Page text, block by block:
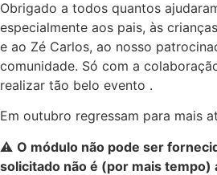
Obrigado a todos quantos
especialmente aos pais, às
e ao Zé Carlos, ao nosso
comunidade. Só com a
realizar tão belo evento .
Em outubro regressam para mais
⚠ O módulo não pode ser
solicitado não é (por mais tempo)